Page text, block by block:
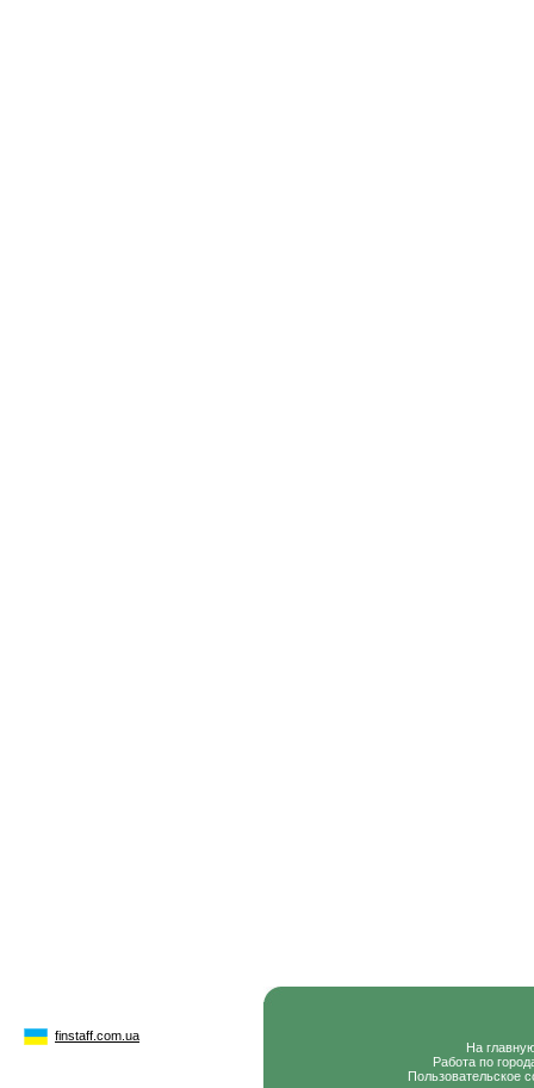
finstaff.com.ua
На
Работа по
Пользовательское